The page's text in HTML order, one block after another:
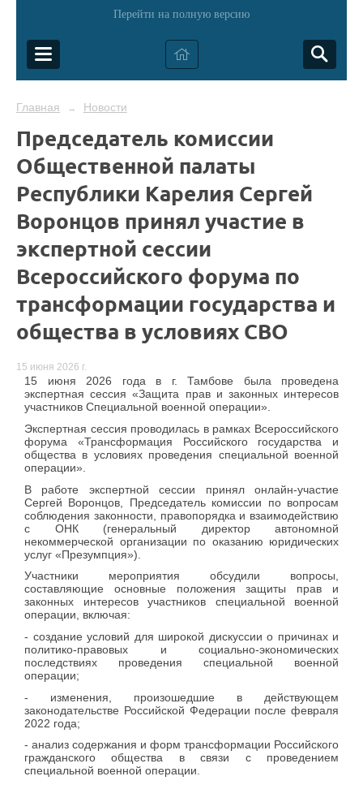
Перейти на полную версию
Главная → Новости
Председатель комиссии
Общественной палаты
Республики Карелия Сергей
Воронцов принял участие в
экспертной сессии
Всероссийского форума по
трансформации государства и
общества в условиях СВО
15 июня 2026 г.
15 июня 2026 года в г. Тамбове была проведена
экспертная сессия «Защита прав и законных интересов
участников Специальной военной операции».
Экспертная сессия проводилась в рамках Всероссийского
форума «Трансформация Российского государства и
общества в условиях проведения специальной военной
операции».
В работе экспертной сессии принял онлайн-участие
Сергей Воронцов, Председатель комиссии по вопросам
соблюдения законности, правопорядка и взаимодействию
с ОНК (генеральный директор автономной
некоммерческой организации по оказанию юридических
услуг «Презумпция»).
Участники мероприятия обсудили вопросы,
составляющие основные положения защиты прав и
законных интересов участников специальной военной
операции, включая:
- создание условий для широкой дискуссии о причинах и
политико-правовых и социально-экономических
последствиях проведения специальной военной
операции;
- изменения, произошедшие в действующем
законодательстве Российской Федерации после февраля
2022 года;
- анализ содержания и форм трансформации Российского
гражданского общества в связи с проведением
специальной военной операции.